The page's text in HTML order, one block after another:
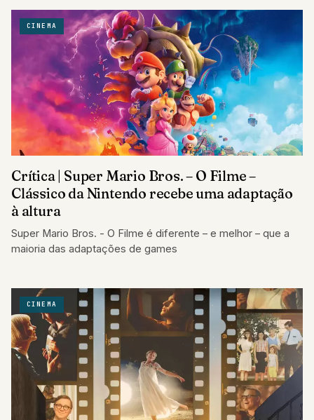
CINEMA
Crítica | Super Mario Bros. – O Filme –
Clássico da Nintendo recebe uma adaptação
à altura
Super Mario Bros. - O Filme é diferente – e melhor – que a
maioria das adaptações de games
CINEMA